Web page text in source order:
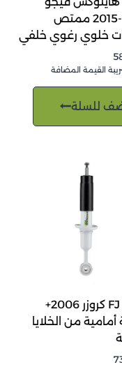
2005-2015 ممتص
خلوي رغوي خلفي
القيمة المضافة
للسلة
تويوتا FJ كروزر 2006+
من الخلايا